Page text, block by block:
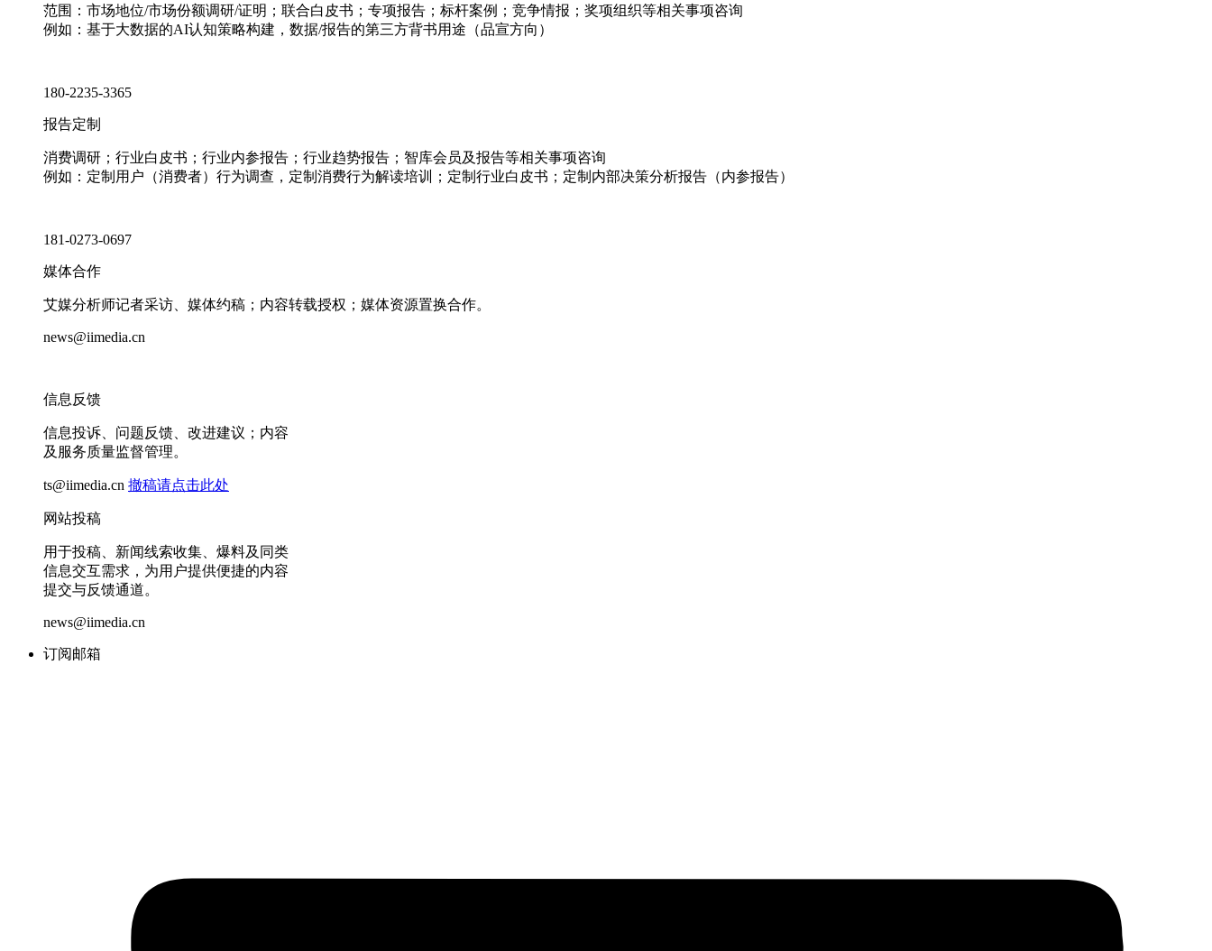
范围：市场地位/市场份额调研/证明；联合白皮书；专项报告；标杆案例；竞争情报；奖项组织等相关事项咨询
例如：基于大数据的AI认知策略构建，数据/报告的第三方背书用途（品宣方向）
180-2235-3365
报告定制
消费调研；行业白皮书；行业内参报告；行业趋势报告；智库会员及报告等相关事项咨询
例如：定制用户（消费者）行为调查，定制消费行为解读培训；定制行业白皮书；定制内部决策分析报告（内参报告）
181-0273-0697
媒体合作
艾媒分析师记者采访、媒体约稿；内容转载授权；媒体资源置换合作。
news@iimedia.cn
信息反馈
信息投诉、问题反馈、改进建议；内容
及服务质量监督管理。
ts@iimedia.cn 撤稿请点击此处
网站投稿
用于投稿、新闻线索收集、爆料及同类
信息交互需求，为用户提供便捷的内容
提交与反馈通道。
news@iimedia.cn
订阅邮箱